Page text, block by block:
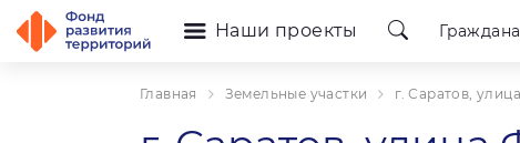
Наши проекты
Главная Земельные участки г. Саратов,